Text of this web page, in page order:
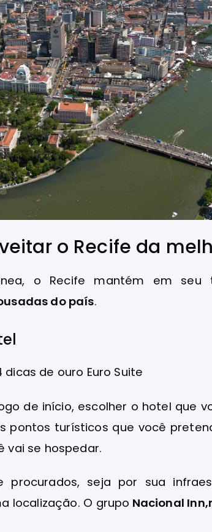
o Recife da
o Recife mantém em seu
do país.
de início, escolher o hotel que
pontos turísticos que você
vai se hospedar.
procurados, seja por sua
localização. O grupo Nacional Inn,